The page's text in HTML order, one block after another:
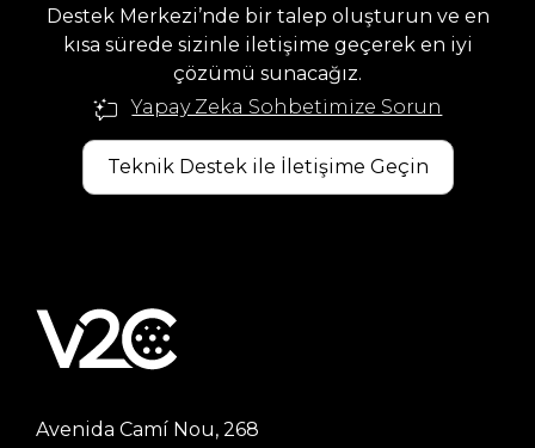
Destek Merkezi’nde bir talep oluşturun ve en
kısa sürede sizinle iletişime geçerek en iyi
çözümü sunacağız.
Yapay Zeka Sohbetimize Sorun
Teknik Destek ile İletişime Geçin
Avenida Camí Nou, 268